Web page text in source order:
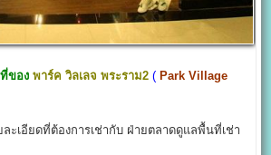
ที่ของพาร์ค วิลเลจ พระราม2( Park Village
ละเอียดที่ต้องการเช่ากับ ฝ่ายตลาดดูแลพื้นที่เช่า